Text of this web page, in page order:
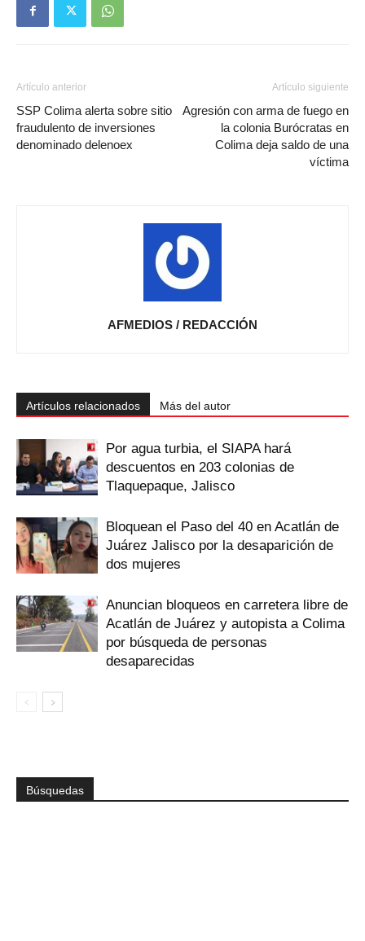
Artículo anterior
SSP Colima alerta sobre sitio
fraudulento de inversiones
denominado delenoex
Artículo siguiente
Agresión con arma de fuego en
la colonia Burócratas en
Colima deja saldo de una
víctima
AFMEDIOS / REDACCIÓN
Artículos relacionados Más del autor
Por agua turbia, el SIAPA hará
descuentos en 203 colonias de
Tlaquepaque, Jalisco
Bloquean el Paso del 40 en Acatlán de
Juárez Jalisco por la desaparición de
dos mujeres
Anuncian bloqueos en carretera libre de
Acatlán de Juárez y autopista a Colima
por búsqueda de personas
desaparecidas
Búsquedas